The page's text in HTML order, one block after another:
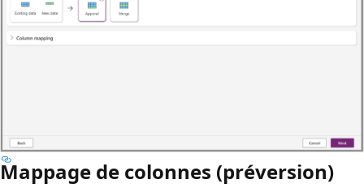
Mappage de colonnes (préversion)